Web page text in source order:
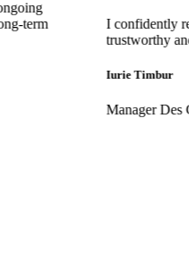
I confidently recommend Zazitex
trustworthy and highly
Manager Des Champs